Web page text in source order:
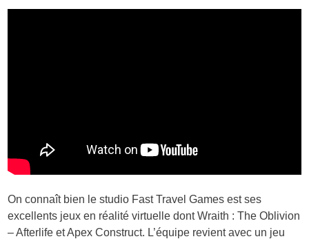
On connaît bien le studio Fast Travel Games est ses
excellents jeux en réalité virtuelle dont Wraith : The Oblivion
– Afterlife et Apex Construct. L’équipe revient avec un jeu